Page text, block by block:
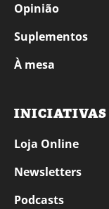
Opinião
Suplementos
À mesa
INICIATIVAS
Loja Online
Newsletters
Podcasts